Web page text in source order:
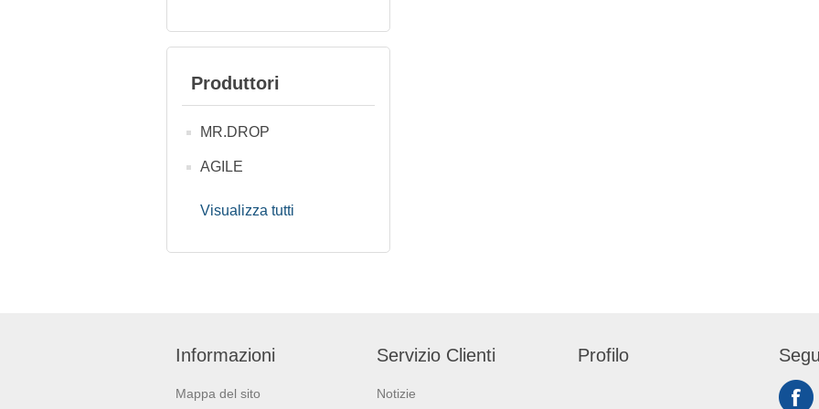
Produttori
MR.DROP
AGILE
Visualizza tutti
Informazioni
Mappa del sito
Servizio Clienti
Notizie
Profilo